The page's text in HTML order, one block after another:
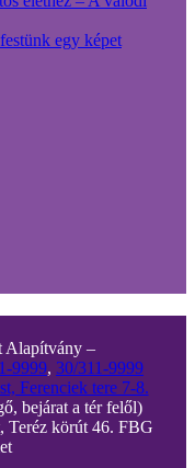
egy képet
Alapítvány –
9999, 30/311-9999
Ferenciek tere 7-8.
bejárat a tér felől)
Teréz körút 46. FBG